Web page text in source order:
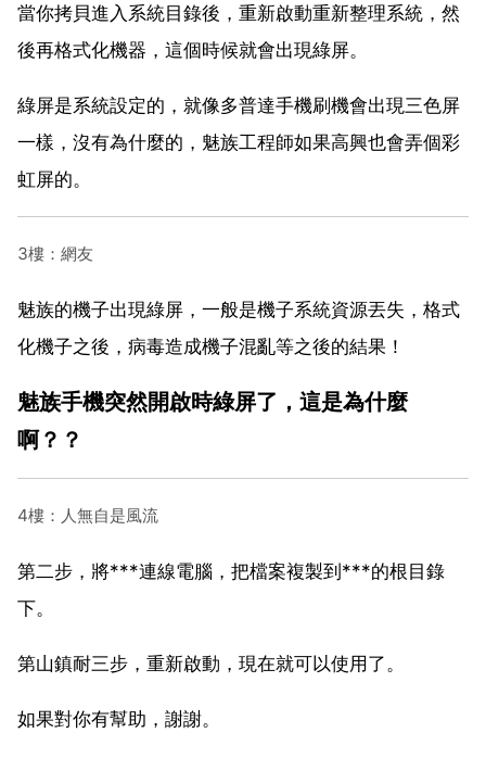
當你拷貝進入系統目錄後，重新啟動重新整理系統，然
後再格式化機器，這個時候就會出現綠屏。
綠屏是系統設定的，就像多普達手機刷機會出現三色屏
一樣，沒有為什麼的，魅族工程師如果高興也會弄個彩
虹屏的。
3樓：網友
魅族的機子出現綠屏，一般是機子系統資源丟失，格式
化機子之後，病毒造成機子混亂等之後的結果！
魅族手機突然開啟時綠屏了，這是為什麼
啊？？
4樓：人無自是風流
第二步，將***連線電腦，把檔案複製到***的根目錄
下。
第山鎮耐三步，重新啟動，現在就可以使用了。
如果對你有幫助，謝謝。